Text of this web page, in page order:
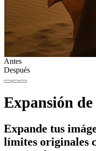
Antes
Después
Expansión
Expande tus
límites originales